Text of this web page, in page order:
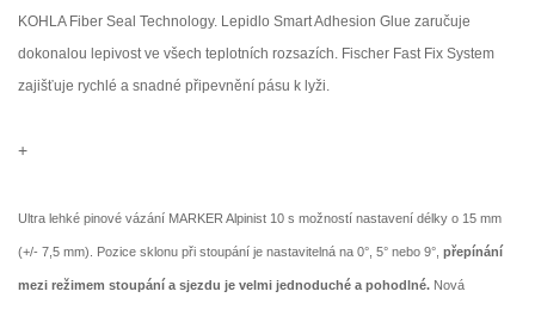
KOHLA Fiber Seal Technology. Lepidlo Smart Adhesion Glue zaručuje
dokonalou lepivost ve všech teplotních rozsazích. Fischer Fast Fix System
zajišťuje rychlé a snadné připevnění pásu k lyži.
+
Ultra lehké pinové vázání MARKER Alpinist 10 s možností nastavení délky o 15 mm
(+/- 7,5 mm). Pozice sklonu při stoupání je nastavitelná na 0°, 5° nebo 9°, přepínání
mezi režimem stoupání a sjezdu je velmi jednoduché a pohodlné. Nová